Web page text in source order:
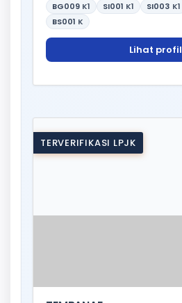
BG009 K1 SI001 K1 SI003 K1
BS001 K
Lihat profil
TERVERIFIKASI LPJK